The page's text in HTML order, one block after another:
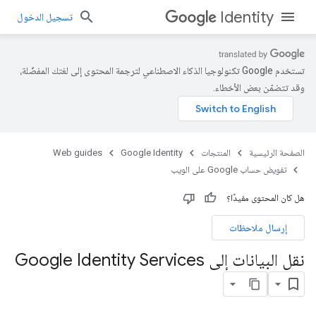
Identity تسجيل الدخول
تستخدم Google تكنولوجيا الذكاء الاصطناعي لترجمة المحتوى إلى لغتك المفضّلة،
وقد تتضمّن بعض الأخطاء.
الصفحة الرئيسية المنتجات Google Identity
Web guides
تفويض حساب Google على الويب
هل كان المحتوى مفيدًا؟
إرسال ملاحظات
نقل البيانات إلى Google Identity Services